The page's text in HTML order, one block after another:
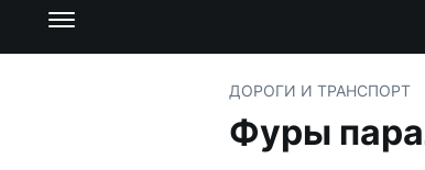
ДОРОГИ И ТРАНСПОРТ
Фуры